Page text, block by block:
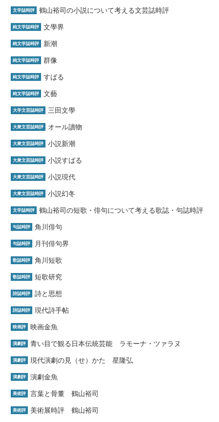
文学誌時評 鶴山裕司の小説について考える文芸誌時評
純文学誌時評 文學界
純文学誌時評 新潮
純文学誌時評 群像
純文学誌時評 すばる
純文学誌時評 文藝
大学文芸誌時評 三田文學
大衆文芸誌時評 オール讀物
大衆文芸誌時評 小説新潮
大衆文芸誌時評 小説すばる
大衆文芸誌時評 小説現代
大衆文芸誌時評 小説幻冬
文学誌時評 鶴山裕司の短歌・俳句について考える歌誌・句誌時評
句誌時評 角川俳句
句誌時評 月刊俳句界
歌誌時評 角川短歌
歌誌時評 短歌研究
詩誌時評 詩と思想
詩誌時評 現代詩手帖
映画評 映画金魚
演劇評 青い目で観る日本伝統芸能 ラモーナ・ツァラヌ
演劇評 現代演劇の見（せ）かた 星隆弘
演劇評 演劇金魚
美術評 言葉と骨董 鶴山裕司
美術評 美術展時評 鶴山裕司